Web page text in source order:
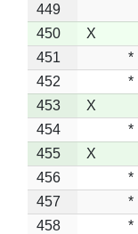
449
450
X
451
*
452
*
453
X
454
*
455
X
456
*
457
*
458
*